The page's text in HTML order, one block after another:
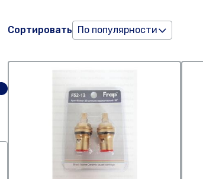
Сортировать По популярности